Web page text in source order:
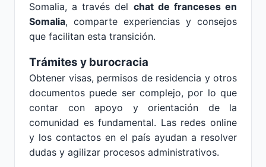
Somalia, a través del chat de franceses en
Somalia, comparte experiencias y consejos
que facilitan esta transición.
Trámites y burocracia
Obtener visas, permisos de residencia y otros
documentos puede ser complejo, por lo que
contar con apoyo y orientación de la
comunidad es fundamental. Las redes online
y los contactos en el país ayudan a resolver
dudas y agilizar procesos administrativos.